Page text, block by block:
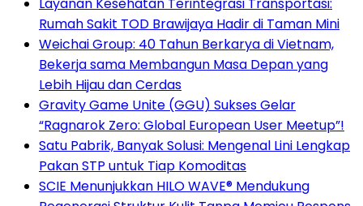
Rumah Sakit TOD Brawijaya Hadir di Taman Mini
Weichai Group: 40 Tahun Berkarya di Vietnam,
Bekerja sama Membangun Masa Depan yang
Lebih Hijau dan Cerdas
Gravity Game Unite (GGU) Sukses Gelar
“Ragnarok Zero: Global European User Meetup”!
Satu Pabrik, Banyak Solusi: Mengenal Lini Lengkap
Pakan STP untuk Tiap Komoditas
SCIE Menunjukkan HILO WAVE® Mendukung